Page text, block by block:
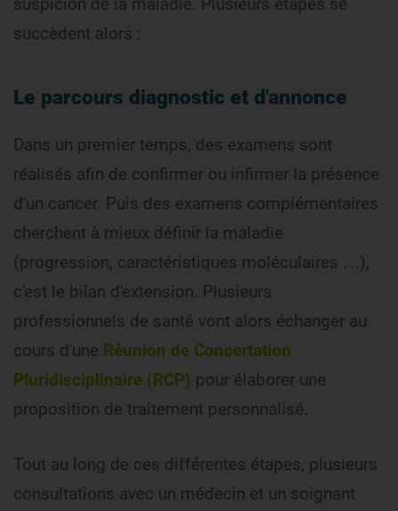
suspicion de la maladie. Plusieurs étapes se
succèdent alors :
Le parcours diagnostic et d'annonce
Dans un premier temps, des examens sont
réalisés afin de confirmer ou infirmer la présence
d'un cancer. Puis des examens complémentaires
cherchent à mieux définir la maladie
(progression, caractéristiques moléculaires …),
c'est le bilan d'extension. Plusieurs
professionnels de santé vont alors échanger au
cours d'une Réunion de Concertation
Pluridisciplinaire (RCP) pour élaborer une
proposition de traitement personnalisé.
Tout au long de ces différentes étapes, plusieurs
consultations avec un médecin et un soignant